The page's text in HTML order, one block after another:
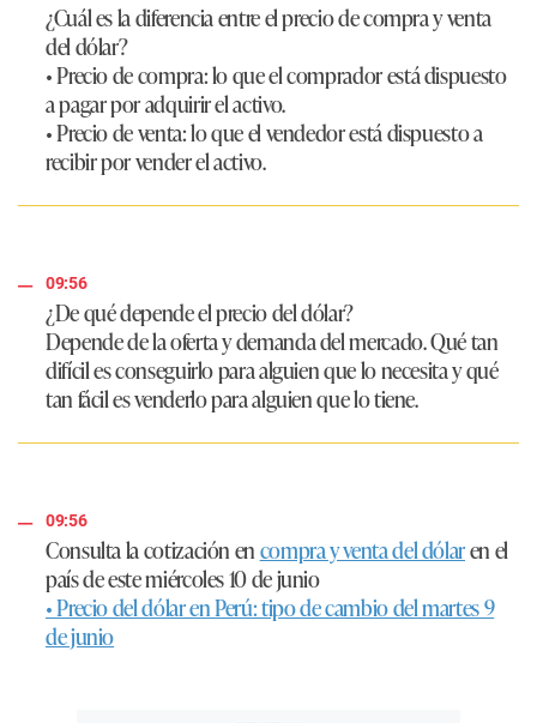
¿Cuál es la diferencia entre el precio de compra y venta
del dólar?
• Precio de compra: lo que el comprador está dispuesto
a pagar por adquirir el activo.
• Precio de venta: lo que el vendedor está dispuesto a
recibir por vender el activo.
09:56
¿De qué depende el precio del dólar?
Depende de la oferta y demanda del mercado. Qué tan
difícil es conseguirlo para alguien que lo necesita y qué
tan fácil es venderlo para alguien que lo tiene.
09:56
Consulta la cotización encompra y venta del dólaren el
país de este miércoles 10 de junio
• Precio del dólar en Perú: tipo de cambio del martes 9
de junio